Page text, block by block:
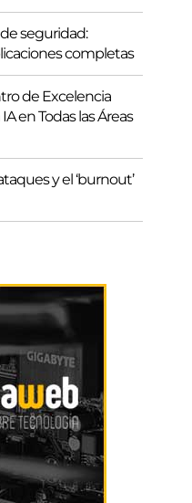
seguridad:
completas
de Excelencia
en Todas las Áreas
y el ‘burnout’